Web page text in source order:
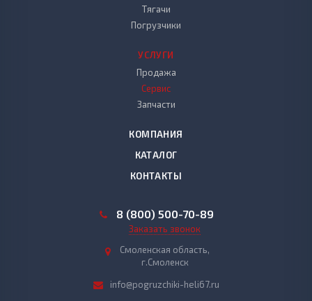
Тягачи
Погрузчики
УСЛУГИ
Продажа
Сервис
Запчасти
КОМПАНИЯ
КАТАЛОГ
КОНТАКТЫ
8 (800) 500-70-89
Заказать звонок
Смоленская область,
г.Смоленск
info@pogruzchiki-heli67.ru